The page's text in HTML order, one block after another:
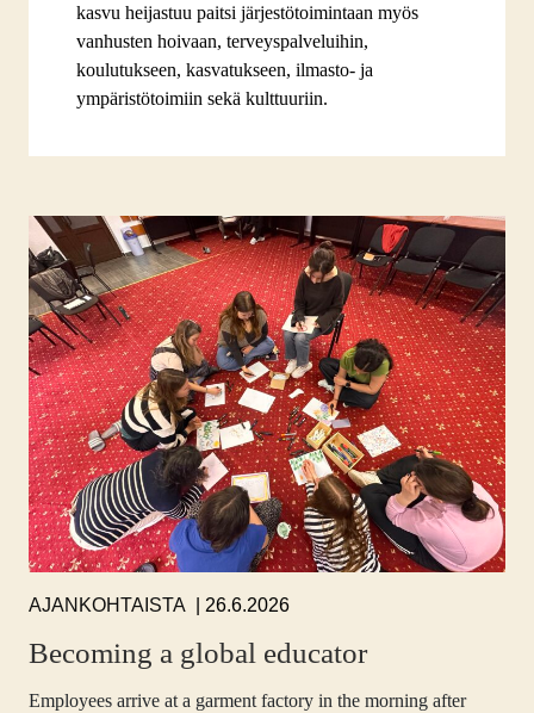
kasvu heijastuu paitsi järjestötoimintaan myös
vanhusten hoivaan, terveyspalveluihin,
koulutukseen, kasvatukseen, ilmasto- ja
ympäristötoimiin sekä kulttuuriin.
AJANKOHTAISTA 26.6.2026
Becoming a global educator
Employees arrive at a garment factory in the morning after